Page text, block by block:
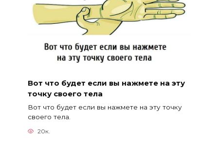
Вот что будет если вы нажмете на эту
точку своего тела
Вот что будет если вы нажмете на эту точку
своего тела.
20к.